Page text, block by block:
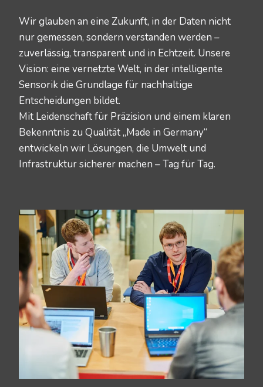
Wir glauben an eine Zukunft, in der Daten nicht
nur gemessen, sondern verstanden werden –
zuverlässig, transparent und in Echtzeit. Unsere
Vision: eine vernetzte Welt, in der intelligente
Sensorik die Grundlage für nachhaltige
Entscheidungen bildet.
Mit Leidenschaft für Präzision und einem klaren
Bekenntnis zu Qualität „Made in Germany“
entwickeln wir Lösungen, die Umwelt und
Infrastruktur sicherer machen – Tag für Tag.